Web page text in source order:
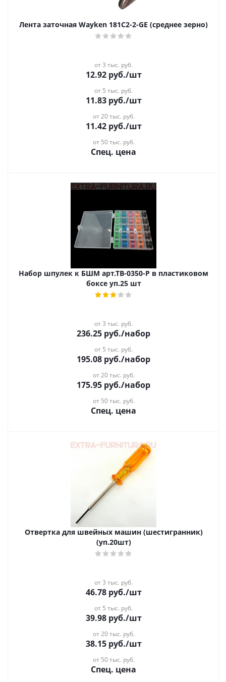
Лента заточная Wayken 181C2-2-GE (среднее зерно)
от 3 тыс. руб.
12.92руб./шт
от 5 тыс. руб.
11.83руб./шт
от 20 тыс. руб.
11.42руб./шт
от 50 тыс. руб.
Спец. цена
Набор шпулек к БШМ арт.ТВ-0350-Р в пластиковом
боксе уп.25 шт
от 3 тыс. руб.
236.25 руб./набор
от 5 тыс. руб.
195.08 руб./набор
от 20 тыс. руб.
175.95 руб./набор
от 50 тыс. руб.
Спец. цена
Отвертка для швейных машин (шестигранник)
(уп.20шт)
от 3 тыс. руб.
46.78руб./шт
от 5 тыс. руб.
39.98руб./шт
от 20 тыс. руб.
38.15руб./шт
от 50 тыс. руб.
Спец. цена